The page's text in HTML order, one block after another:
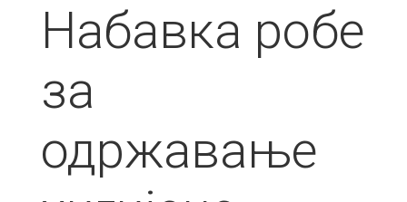
Набавка робе
за
одржавање